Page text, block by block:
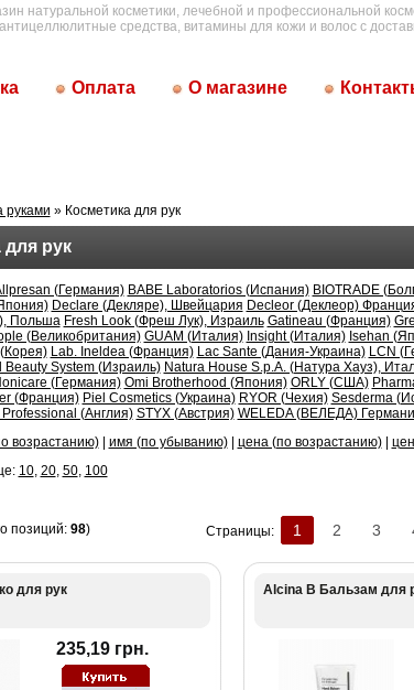
натуральной косметики, лечебной и профессиональной
средства, витамины для кожи и волос с
Оплата О магазине
руками » Косметика для рук
для рук
(Германия) BABE Laboratorios (Испания) BIOTRADE
Declare (Декляре), Швейцария Decleor (Деклеор)
Польша Fresh Look (Фреш Лук), Израиль Gatineau (Франция)
(Великобритания) GUAM (Италия) Insight (Италия) Isehan
Lab. Ineldea (Франция) Lac Sante (Дания-Украина) LCN
Beauty System (Израиль) Natura House S.p.A. (Натура Хауз),
(Германия) Omi Brotherhood (Япония) ORLY (США)
(Франция) Piel Cosmetics (Украина) RYOR (Чехия) Sesderma
(Англия) STYX (Австрия) WELEDA (ВЕЛЕДА)
возрастанию)| имя (по убыванию)| цена (по возрастанию)|
10, 20, 50, 100
Страницы: 1 2 3
позиций: 98)
для рук
235,19 грн.
Alcina B Бальзам для